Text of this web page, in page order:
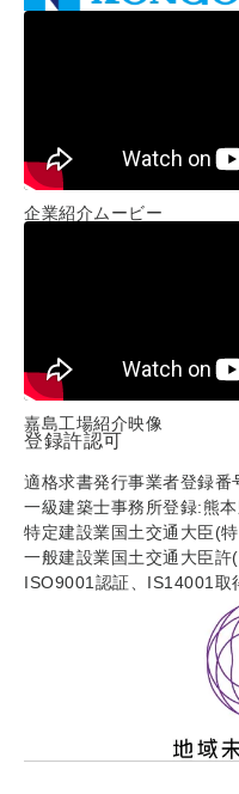
企業紹介ムービー
嘉島工場紹介映像
登録許認可
適格求書発行事業者登録
一級建築士事務所登録:熊
特定建設業国土交通大臣(
一般建設業国土交通大臣
ISO9001認証、IS14001取